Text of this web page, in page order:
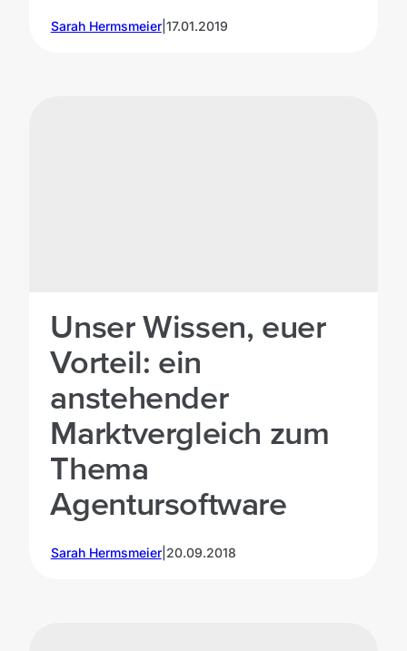
Sarah Hermsmeier| 17.01.2019
Unser Wissen, euer
Vorteil: ein
anstehender
Marktvergleich zum
Thema
Agentursoftware
Sarah Hermsmeier| 20.09.2018